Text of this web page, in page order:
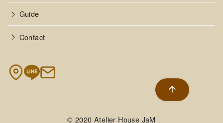
Guide
Contact
© 2020 Atelier House JaM